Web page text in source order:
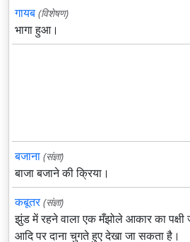
गायब (विशेषण)
भागा हुआ।
बजाना (संज्ञा)
बाजा बजाने की क्रिया।
कबूतर (संज्ञा)
झुंड में रहने वाला एक मँझोले आकार का पक्षी
आदि पर दाना चुगते हुए देखा जा सकता है।